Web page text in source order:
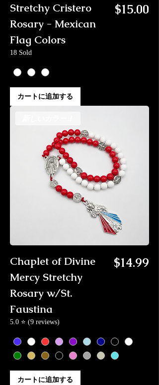
Stretchy Cristero
Rosary - Mexican
Flag Colors
価格
$15.00
18 Sold
カートに追加する
Chaplet of Divine
Mercy Stretchy
Rosary w/St.
Faustina
価格
$14.99
5.0 ⭐ (9 reviews)
カートに追加する